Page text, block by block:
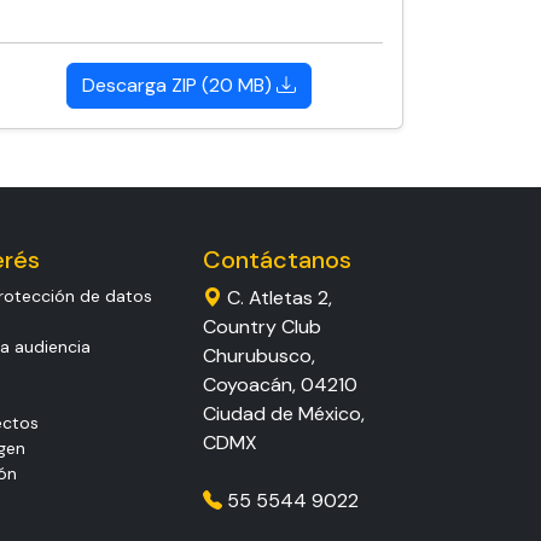
Descarga ZIP (20 MB)
de datos
audiencia
Contáctanos
C. Atletas 2,
Country Club
Churubusco,
Coyoacán, 04210
Ciudad de México,
CDMX
55 5544 9022